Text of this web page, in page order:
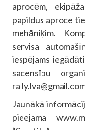
aprocēm,
papildus aproce
mehāniķim.
servisa
iespējams
sacensību
Jaunākā
pieejama